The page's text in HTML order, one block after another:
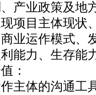
产业政策及地
项目主体现状
业运作模式、
能力、生存能
：
体的沟通工具